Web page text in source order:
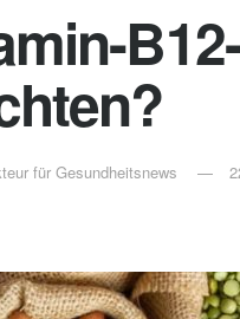
für Gesundheitsnews